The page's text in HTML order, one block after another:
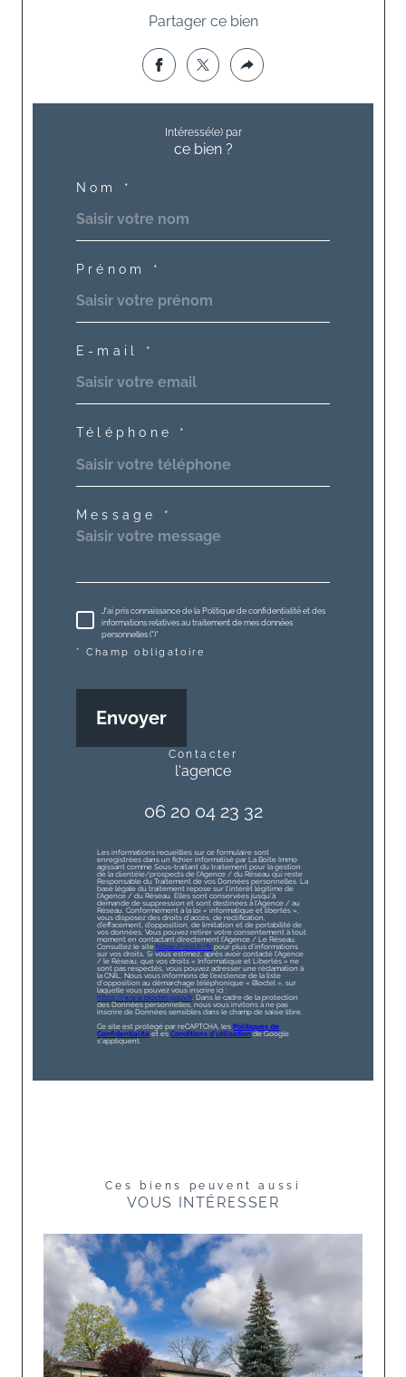
Partager ce bien
Intéressé(e) par
ce bien ?
Nom *
Prénom *
E-mail *
Téléphone *
Message *
J'ai pris connaissance de la Politique de confidentialité et des
informations relatives au traitement de mes données
personnelles (*)*
* Champ obligatoire
Envoyer
contacter
l'agence
06 20 04 23 32
Les informations recueillies sur ce formulaire sont
enregistrées dans un fichier informatisé par La Boite Immo
agissant comme Sous-traitant du traitement pour la gestion
de la clientèle/prospects de l'Agence / du Réseau qui reste
Responsable du Traitement de vos Données personnelles. La
base légale du traitement repose sur l'intérêt légitime de
l'Agence / du Réseau. Elles sont conservées jusqu'à
demande de suppression et sont destinées à l'Agence / au
Réseau. Conformément à la loi « informatique et libertés »,
vous disposez des droits d’accès, de rectification,
d’effacement, d’opposition, de limitation et de portabilité de
vos données. Vous pouvez retirer votre consentement à tout
moment en contactant directement l’Agence / Le Réseau.
Consultez le sitehttps://cnil.fr/fr pour plus d’informations
sur vos droits. Si vous estimez, après avoir contacté l'Agence
/ le Réseau, que vos droits « Informatique et Libertés » ne
sont pas respectés, vous pouvez adresser une réclamation à
la CNIL. Nous vous informons de l’existence de la liste
d'opposition au démarchage téléphonique « Bloctel », sur
laquelle vous pouvez vous inscrire ici :
https://www.bloctel.gouv.fr. Dans le cadre de la protection
des Données personnelles, nous vous invitons à ne pas
inscrire de Données sensibles dans le champ de saisie libre.
Ce site est protégé par reCAPTCHA, lesPolitiques de
Confidentialité et esConditions d'utilisationde Google
s'appliquent.
Ces biens peuvent aussi
VOUS INTÉRESSER